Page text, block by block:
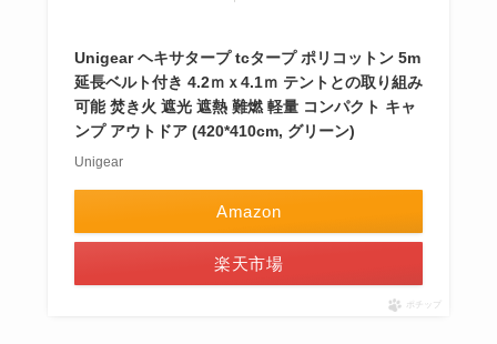
Unigear ヘキサタープ tcタープ ポリコットン 5m
延長ベルト付き 4.2ｍｘ4.1ｍ テントとの取り組み
可能 焚き火 遮光 遮熱 難燃 軽量 コンパクト キャ
ンプ アウトドア (420*410cm, グリーン)
Unigear
Amazon
楽天市場
ポチップ